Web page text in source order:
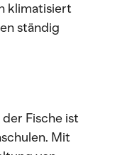
klimatisiert
ständig
Fische ist
Mit